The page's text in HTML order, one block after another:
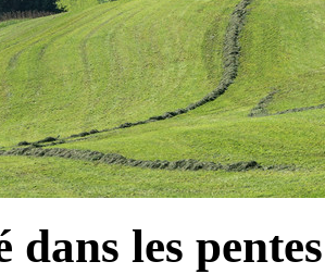
dans les pentes